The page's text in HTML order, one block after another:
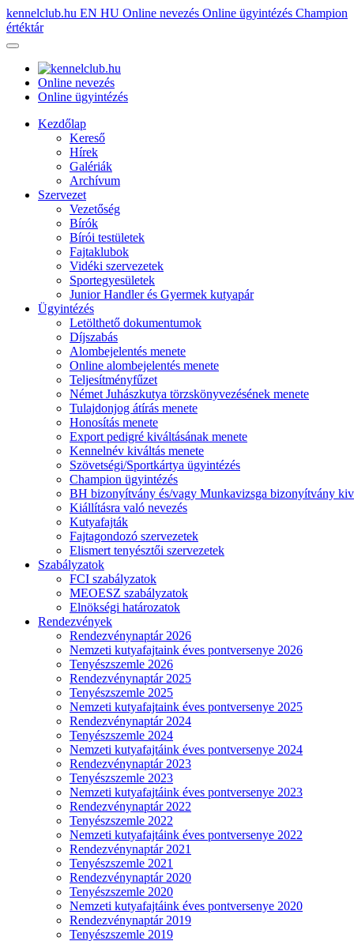
kennelclub.hu EN HU Online nevezés Online ügyintézés Champion
értéktár
Online nevezés
Online ügyintézés
Kezdőlap
Kereső
Hírek
Galériák
Archívum
Szervezet
Vezetőség
Bírók
Bírói testületek
Fajtaklubok
Vidéki szervezetek
Sportegyesületek
Junior Handler és Gyermek kutyapár
Ügyintézés
Letölthető dokumentumok
Díjszabás
Alombejelentés menete
Online alombejelentés menete
Teljesítményfűzet
Német Juhászkutya törzskönyvezésének menete
Tulajdonjog átírás menete
Honosítás menete
Export pedigré kiváltásának menete
Kennelnév kiváltás menete
Szövetségi/Sportkártya ügyintézés
Champion ügyintézés
BH bizonyítvány és/vagy Munkavizsga bizonyítvány
Kiállításra való nevezés
Kutyafajták
Fajtagondozó szervezetek
Elismert tenyésztői szervezetek
Szabályzatok
FCI szabályzatok
MEOESZ szabályzatok
Elnökségi határozatok
Rendezvények
Rendezvénynaptár 2026
Nemzeti kutyafajtaink éves pontversenye 2026
Tenyészszemle 2026
Rendezvénynaptár 2025
Tenyészszemle 2025
Nemzeti kutyafajtaink éves pontversenye 2025
Rendezvénynaptár 2024
Tenyészszemle 2024
Nemzeti kutyafajtáink éves pontversenye 2024
Rendezvénynaptár 2023
Tenyészszemle 2023
Nemzeti kutyafajtáink éves pontversenye 2023
Rendezvénynaptár 2022
Tenyészszemle 2022
Nemzeti kutyafajtáink éves pontversenye 2022
Rendezvénynaptár 2021
Tenyészszemle 2021
Rendezvénynaptár 2020
Tenyészszemle 2020
Nemzeti kutyafajtáink éves pontversenye 2020
Rendezvénynaptár 2019
Tenyészszemle 2019